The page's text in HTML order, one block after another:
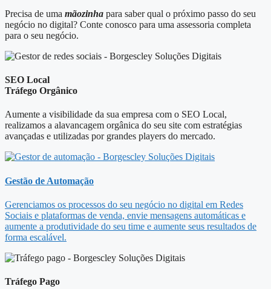
Precisa de uma mãozinha para saber qual o próximo passo do seu
negócio no digital? Conte conosco para uma assessoria completa
para o seu negócio.
SEO Local
Tráfego Orgânico
Aumente a visibilidade da sua empresa com o SEO Local,
realizamos a alavancagem orgânica do seu site com estratégias
avançadas e utilizadas por grandes players do mercado.
Gestão de Automação
Gerenciamos os processos do seu negócio no digital em Redes
Sociais e plataformas de venda, envie mensagens automáticas e
aumente a produtividade do seu time e aumente seus resultados de
forma escalável.
Tráfego Pago